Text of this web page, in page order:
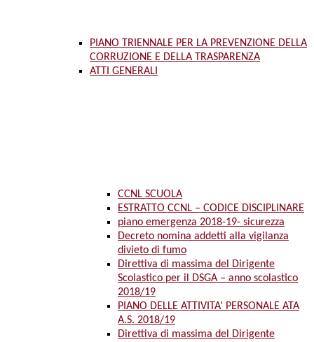
PIANO TRIENNALE PER LA PREVENZIONE DELLA
CORRUZIONE E DELLA TRASPARENZA
ATTI GENERALI
CCNL SCUOLA
ESTRATTO CCNL – CODICE DISCIPLINARE
piano emergenza 2018-19- sicurezza
Decreto nomina addetti alla vigilanza
divieto di fumo
Direttiva di massima del Dirigente
Scolastico per il DSGA – anno scolastico
2018/19
PIANO DELLE ATTIVITA’ PERSONALE ATA
A.S. 2018/19
Direttiva di massima del Dirigente